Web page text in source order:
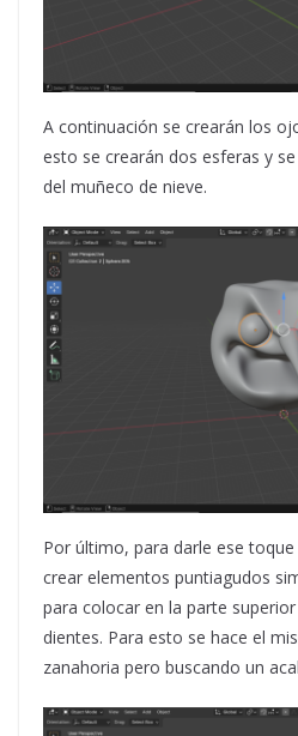
A continuación se crearán los
esto se crearán dos esferas y
del muñeco de nieve.
Por último, para darle ese
crear elementos puntiagudos
para colocar en la parte
dientes. Para esto se hace el
zanahoria pero buscando un